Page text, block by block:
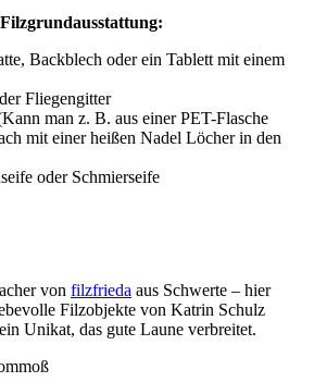
Backblech oder ein Tablett mit einem
Fliegengitter
man z. B. aus einer PET-Flasche
mit einer heißen Nadel Löcher in den
oder Schmierseife
von filzfrieda aus Schwerte – hier
Filzobjekte von Katrin Schulz
Unikat, das gute Laune verbreitet.